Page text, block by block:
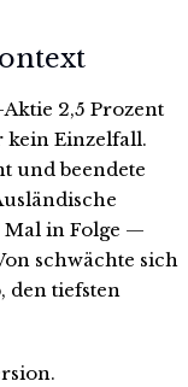
2,5 Prozent
kein Einzelfall.
und beendete
Mal in Folge —
schwächte sich
den tiefsten